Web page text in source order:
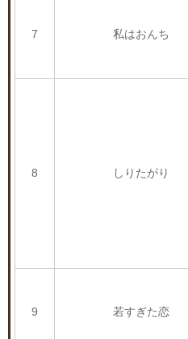
7 私はおんち
8 しりたがり
9 若すぎた恋